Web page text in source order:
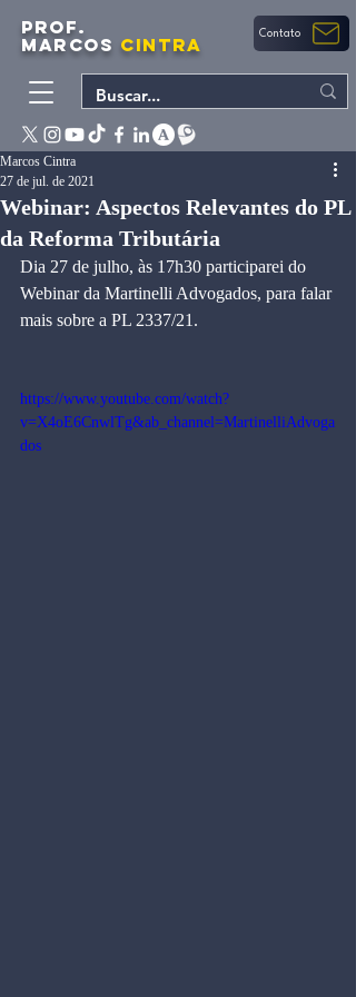
PROF.
MARCOS CINTRA Contato
Webinar: Aspectos Relevantes do PL
da Reforma Tributária
Marcos Cintra
27 de jul. de 2021
Dia 27 de julho, às 17h30 participarei do
Webinar da Martinelli Advogados, para falar
mais sobre a PL 2337/21.
https://www.youtube.com/watch?
v=X4oE6CnwlTg&ab_channel=MartinelliAdvoga
dos